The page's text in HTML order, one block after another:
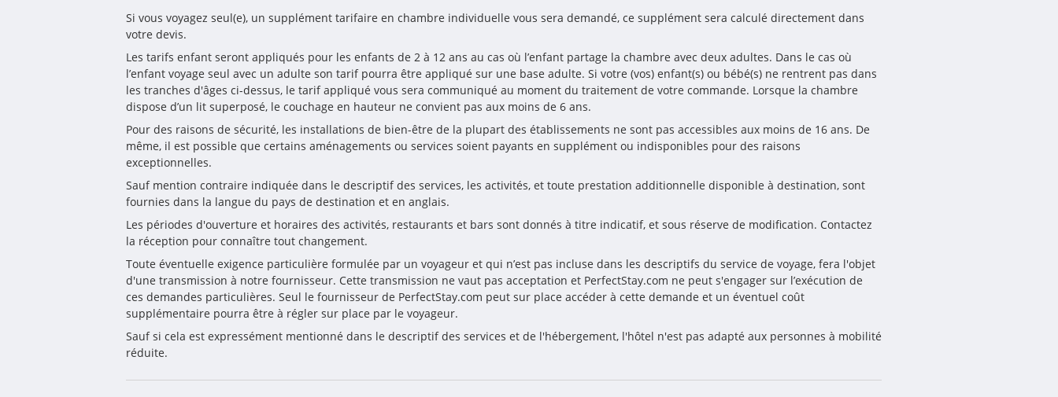
Si vous voyagez seul(e), un supplément tarifaire en chambre individuelle vous sera demandé, ce supplément sera calculé directement dans
votre devis.
Les tarifs enfant seront appliqués pour les enfants de 2 à 12 ans au cas où l’enfant partage la chambre avec deux adultes. Dans le cas où
l’enfant voyage seul avec un adulte son tarif pourra être appliqué sur une base adulte. Si votre (vos) enfant(s) ou bébé(s) ne rentrent pas dans
les tranches d'âges ci-dessus, le tarif appliqué vous sera communiqué au moment du traitement de votre commande. Lorsque la chambre
dispose d’un lit superposé, le couchage en hauteur ne convient pas aux moins de 6 ans.
Pour des raisons de sécurité, les installations de bien-être de la plupart des établissements ne sont pas accessibles aux moins de 16 ans. De
même, il est possible que certains aménagements ou services soient payants en supplément ou indisponibles pour des raisons
exceptionnelles.
Sauf mention contraire indiquée dans le descriptif des services, les activités, et toute prestation additionnelle disponible à destination, sont
fournies dans la langue du pays de destination et en anglais.
Les périodes d'ouverture et horaires des activités, restaurants et bars sont donnés à titre indicatif, et sous réserve de modification. Contactez
la réception pour connaître tout changement.
Toute éventuelle exigence particulière formulée par un voyageur et qui n’est pas incluse dans les descriptifs du service de voyage, fera l'objet
d'une transmission à notre fournisseur. Cette transmission ne vaut pas acceptation et PerfectStay.com ne peut s'engager sur l’exécution de
ces demandes particulières. Seul le fournisseur de PerfectStay.com peut sur place accéder à cette demande et un éventuel coût
supplémentaire pourra être à régler sur place par le voyageur.
Sauf si cela est expressément mentionné dans le descriptif des services et de l'hébergement, l'hôtel n'est pas adapté aux personnes à mobilité
réduite.